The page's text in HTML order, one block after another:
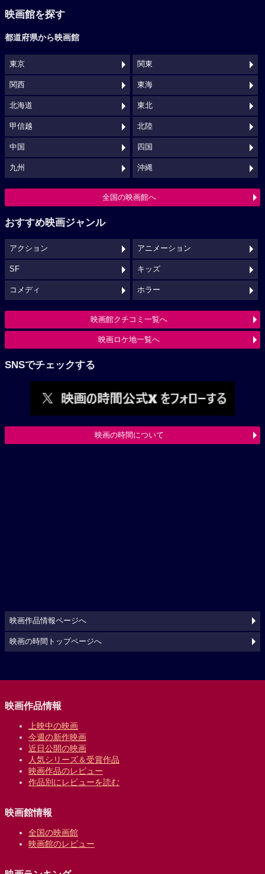
映画館を探す
都道府県から映画館
東京 関東
関西 東海
北海道 東北
甲信越 北陸
中国 四国
九州 沖縄
全国の映画館へ
おすすめ映画ジャンル
アクション アニメーション
SF キッズ
コメディ ホラー
映画館クチコミ一覧へ
映画ロケ地一覧へ
SNSでチェックする
映画の時間について
映画作品情報ページへ
映画の時間トップページへ
映画作品情報
上映中の映画
今週の新作映画
近日公開の映画
人気シリーズ＆受賞作品
映画作品のレビュー
作品別にレビューを読む
映画館情報
全国の映画館
映画館のレビュー